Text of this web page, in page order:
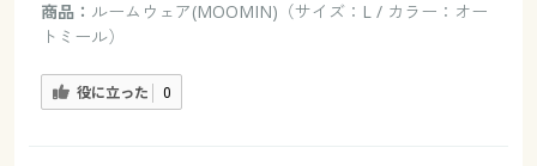
商品： ルームウェア(MOOMIN)（サイズ：L / カラー：オー
トミール）
役に立った 0